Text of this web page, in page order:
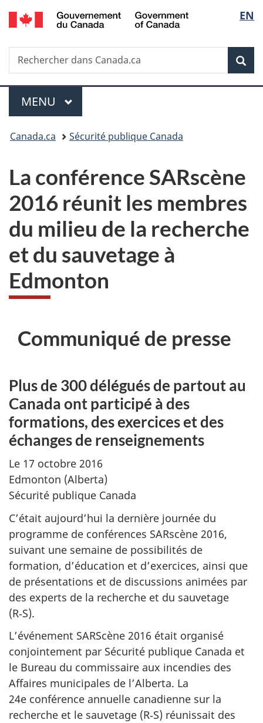
Passer
au
principal
Passer
à
Au
du
Passer
à
version
simplifiée
de
la
EN
Recherche
Rechercher
dans
Menu
MENU PRINCIPAL
Vous
ici :
Canada.ca Sécurité publique Canada
La conférence SARscène
2016 réunit les membres
du milieu de la recherche
et du sauvetage à
Edmonton
Communiqué de presse
Plus de 300 délégués de partout au
Canada ont participé à des
formations, des exercices et des
échanges de renseignements
Le 17 octobre 2016
Edmonton (Alberta)
Sécurité publique Canada
C’était aujourd’hui la dernière journée du
programme de conférences SARscène 2016,
suivant une semaine de possibilités de
formation, d’éducation et d’exercices, ainsi que
de présentations et de discussions animées par
des experts de la recherche et du sauvetage
(R‑S).
L’événement SARScène 2016 était organisé
conjointement par Sécurité publique Canada et
le Bureau du commissaire aux incendies des
Affaires municipales de l’Alberta. La
24e conférence annuelle canadienne sur la
recherche et le sauvetage (R‑S) réunissait des